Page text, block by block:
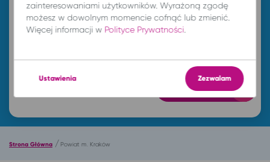
DO
Znajdź przejazd
Strona Główna /Powiat m. Kraków
zainteresowaniami użytkowników. Wyrażoną zgodę
możesz w dowolnym momencie cofnąć lub zmienić.
Więcej informacji w Polityce Prywatności
Ustawienia Zezwalam